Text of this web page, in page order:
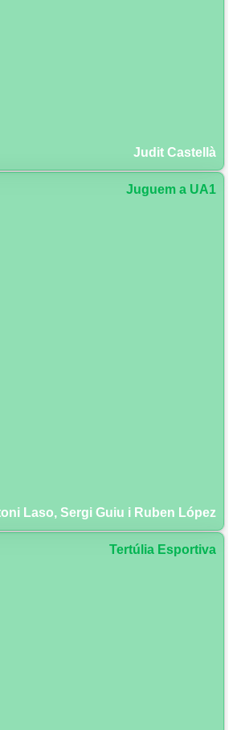
Judit Castellà
Juguem a UA1
Laso, Sergi Guiu i Ruben López
Tertúlia Esportiva